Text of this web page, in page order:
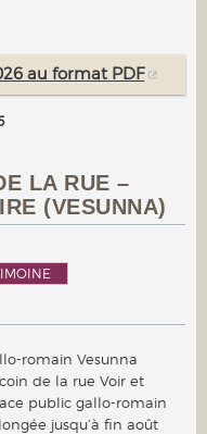
au format PDF
LA RUE –
(VESUNNA)
romain Vesunna
de la rue Voir et
public gallo-romain
jusqu’à fin août